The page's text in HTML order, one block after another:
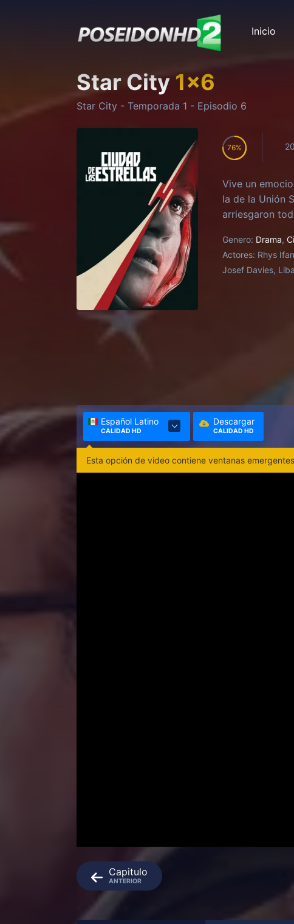
Inicio
Star City 1x6
Star City - Temporada 1 - Episodio 6
76
Vive un
la de la Unión
arriesgaron
Genero: Drama,
Actores: Rhys
Josef Davies,
Español Latino
CALIDAD HD
Descargar
CALIDAD HD
Esta opción de video contiene ventanas
Capitulo
ANTERIOR